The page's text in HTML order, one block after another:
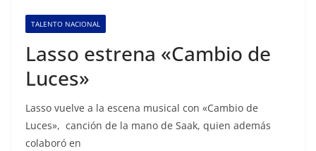
TALENTO NACIONAL
Lasso estrena «Cambio de
Luces»
Lasso vuelve a la escena musical con «Cambio de
Luces», canción de la mano de Saak, quien además
colaboró en